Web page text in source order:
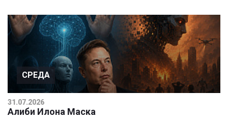
СРЕДА
31.07.2026
Алиби Илона Маска